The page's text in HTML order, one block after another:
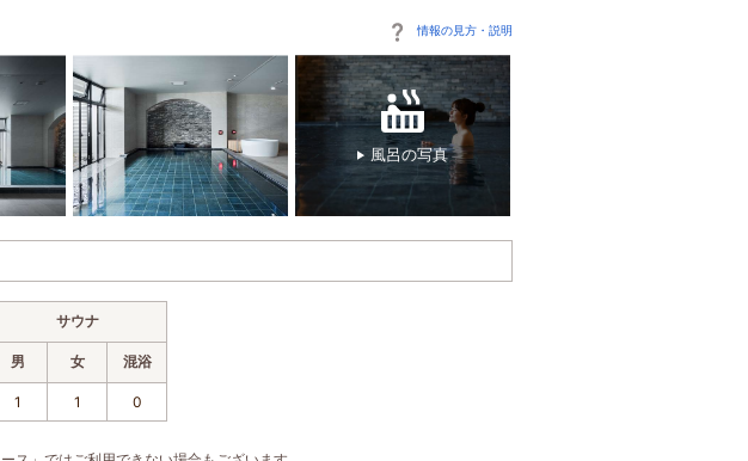
情報の見方・説明
風呂の写真
サウナ
男 女 混浴
1 1 0